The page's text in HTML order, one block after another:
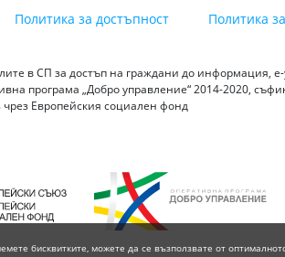
Политика за достъпност Политика
в СП за достъп на граждани до информация, е-
програма „Добро управление“ 2014-2020,
Европейския социален фонд
бисквитките, можете да се възползвате от